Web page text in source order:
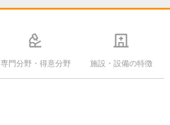
専門分野・得意分野 施設・設備の特徴